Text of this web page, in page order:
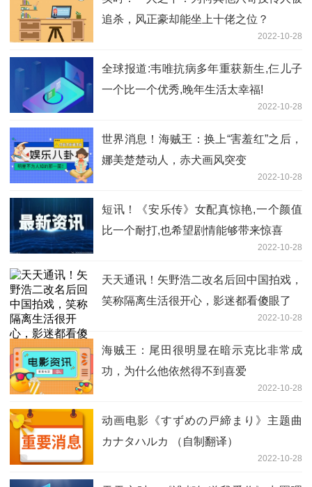
追杀，风正豪却能坐上十佬之位？
2022-10-28
全球报道:韦唯抗病多年重获新生,仨儿子
一个比一个优秀,晚年生活太幸福!
2022-10-28
世界消息！海贼王：换上“害羞红”之后，
娜美楚楚动人，赤犬画风突变
2022-10-28
短讯！《安乐传》女配真惊艳,一个颜值
比一个耐打,也希望剧情能够带来惊喜
2022-10-28
天天通讯！矢野浩二改名后回中国拍戏，
笑称隔离生活很开心，影迷都看傻眼了
2022-10-28
海贼王：尾田很明显在暗示克比非常成
功，为什么他依然得不到喜爱
2022-10-28
动画电影《すずめの戸締まり》主题曲
カナタハルカ （自制翻译）
2022-10-28